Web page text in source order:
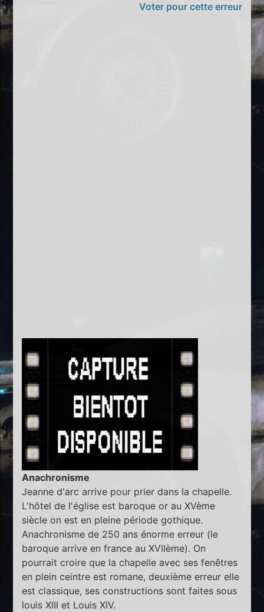
Voter pour cette erreur
Anachronisme
Jeanne d'arc arrive pour prier dans la chapelle.
L'hôtel de l'église est baroque or au XVème
siècle on est en pleine période gothique.
Anachronisme de 250 ans énorme erreur (le
baroque arrive en france au XVIIème). On
pourrait croire que la chapelle avec ses fenêtres
en plein ceintre est romane, deuxième erreur elle
est classique, ses constructions sont faites sous
louis XIII et Louis XIV.